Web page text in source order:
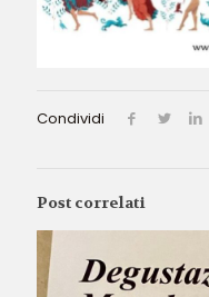
Condividi
Post correlati